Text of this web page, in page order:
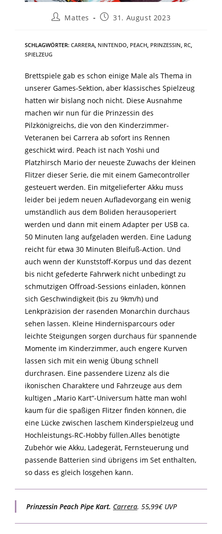
Mattes 31. August 2023
SCHLAGWÖRTER: CARRERA NINTENDO PEACH PRINZESSIN RC
SPIELZEUG
Brettspiele gab es schon einige Male als Thema in
unserer Games-Sektion, aber klassisches Spielzeug
hatten wir bislang noch nicht. Diese Ausnahme
machen wir nun für die Prinzessin des
Pilzkönigreichs, die von den Kinderzimmer-
Veteranen bei Carrera ab sofort ins Rennen
geschickt wird. Peach ist nach Yoshi und
Platzhirsch Mario der neueste Zuwachs der kleinen
Flitzer dieser Serie, die mit einem Gamecontroller
gesteuert werden. Ein mitgelieferter Akku muss
leider bei jedem neuen Aufladevorgang ein wenig
umständlich aus dem Boliden herausoperiert
werden und dann mit einem Adapter per USB ca.
50 Minuten lang aufgeladen werden. Eine Ladung
reicht für etwa 30 Minuten Bleifuß-Action. Und
auch wenn der Kunststoff-Korpus und das dezent
bis nicht gefederte Fahrwerk nicht unbedingt zu
schmutzigen Offroad-Sessions einladen, können
sich Geschwindigkeit (bis zu 9km/h) und
Lenkpräzision der rasenden Monarchin durchaus
sehen lassen. Kleine Hindernisparcours oder
leichte Steigungen sorgen durchaus für spannende
Momente im Kinderzimmer, auch engere Kurven
lassen sich mit ein wenig Übung schnell
durchrasen. Eine passendere Lizenz als die
ikonischen Charaktere und Fahrzeuge aus dem
kultigen „Mario Kart“-Universum hätte man wohl
kaum für die spaßigen Flitzer finden können, die
eine Lücke zwischen laschem Kinderspielzeug und
Hochleistungs-RC-Hobby füllen.Alles benötigte
Zubehör wie Akku, Ladegerät, Fernsteuerung und
passende Batterien sind übrigens im Set enthalten,
so dass es gleich losgehen kann.
Prinzessin Peach Pipe Kart. Carrera. 55,99€ UVP